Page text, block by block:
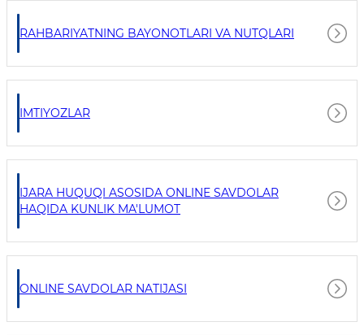
RAHBARIYATNING BAYONOTLARI VA NUTQLARI
IMTIYOZLAR
IJARA HUQUQI ASOSIDA ONLINE SAVDOLAR
HAQIDA KUNLIK MA'LUMOT
ONLINE SAVDOLAR NATIJASI